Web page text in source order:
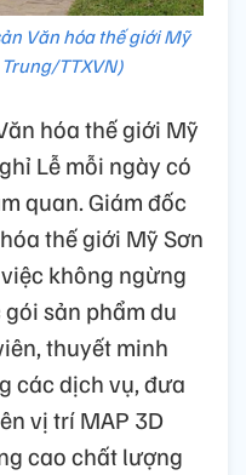
Văn hóa thế giới Mỹ
TTXVN)
hóa thế giới Mỹ
Lễ mỗi ngày có
quan. Giám đốc
thế giới Mỹ Sơn
không ngừng
sản phẩm du
thuyết minh
các dịch vụ, đưa
vị trí MAP 3D
cao chất lượng